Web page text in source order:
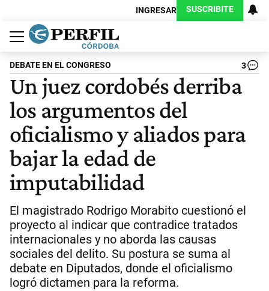
INGRESAR SUSCRIBITE
Política
Economía
Judiciales
Sociedad
Cultura
Espectáculos
Deportes
Protagonistas
DEBATE EN EL CONGRESO 3
Un juez cordobés derriba
los argumentos del
oficialismo y aliados para
bajar la edad de
imputabilidad
El magistrado Rodrigo Morabito cuestionó el
proyecto al indicar que contradice tratados
internacionales y no aborda las causas
sociales del delito. Su postura se suma al
debate en Diputados, donde el oficialismo
logró dictamen para la reforma.